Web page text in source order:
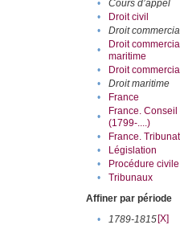
•
Cours d’appel
•
Droit civil
•
Droit
•
Droit
maritime
• Droit
•
Droit maritime
•
France
•
France. Conseil
(1799-....)
• France.
•
Législation
•
Procédure civile
•
Tribunaux
Affiner par période
•
1789-1815[X]